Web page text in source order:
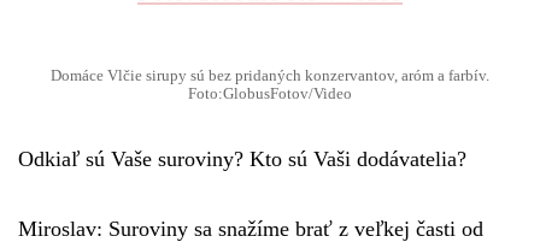
Domáce Vlčie sirupy sú bez pridaných konzervantov, aróm a farbív.
Foto:GlobusFotov/Video
Odkiaľ sú Vaše suroviny? Kto sú Vaši dodávatelia?
Miroslav: Suroviny sa snažíme brať z veľkej časti od